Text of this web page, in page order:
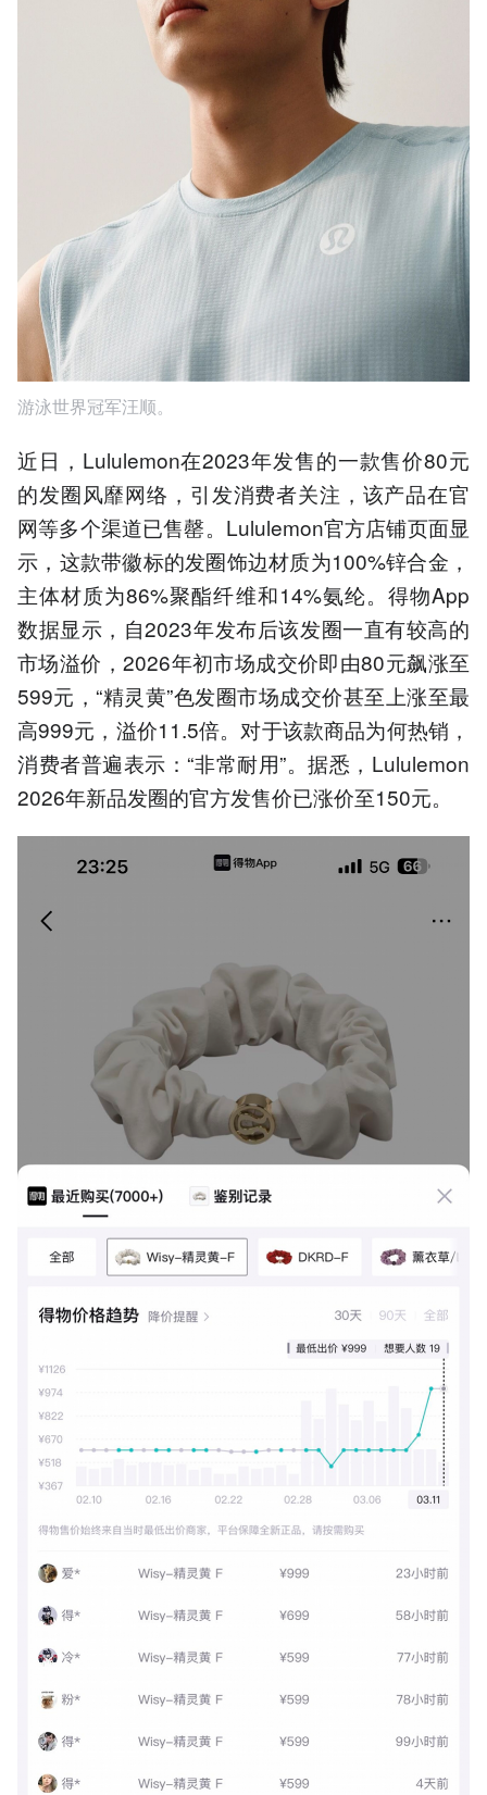
游泳世界冠军汪顺。
近日，Lululemon在2023年发售的一款售价80元
的发圈风靡网络，引发消费者关注，该产品在官
网等多个渠道已售罄。Lululemon官方店铺页面显
示，这款带徽标的发圈饰边材质为100%锌合金，
主体材质为86%聚酯纤维和14%氨纶。得物App
数据显示，自2023年发布后该发圈一直有较高的
市场溢价，2026年初市场成交价即由80元飙涨至
599元，“精灵黄”色发圈市场成交价甚至上涨至最
高999元，溢价11.5倍。对于该款商品为何热销，
消费者普遍表示：“非常耐用”。据悉，Lululemon
2026年新品发圈的官方发售价已涨价至150元。